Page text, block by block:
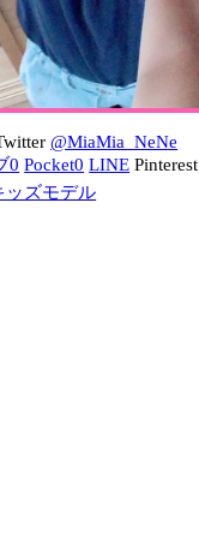
@MiaMia_NeNe
0 Pocket0 LINE Pinterest
ッズモデル